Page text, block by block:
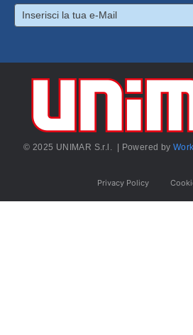
© 2025 UNIMAR S.r.l. | Powered by
Privacy Policy